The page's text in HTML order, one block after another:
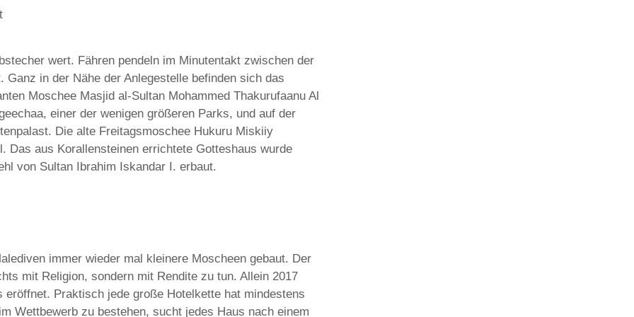
wert. Fähren pendeln im Minutentakt zwischen der
Ganz in der Nähe der Anlegestelle befinden sich das
Moschee Masjid al-Sultan Mohammed Thakurufaanu Al
einer der wenigen größeren Parks, und auf der
Die alte Freitagsmoschee Hukuru Miskiiy
Das aus Korallensteinen errichtete Gotteshaus wurde
von Sultan Ibrahim Iskandar I. erbaut.
immer wieder mal kleinere Moscheen gebaut. Der
mit Religion, sondern mit Rendite zu tun. Allein 2017
eröffnet. Praktisch jede große Hotelkette hat mindestens
Wettbewerb zu bestehen, sucht jedes Haus nach einem